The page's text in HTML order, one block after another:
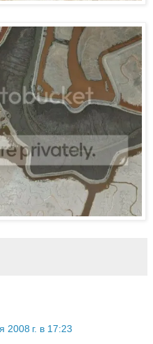
2008 г. в 17:23